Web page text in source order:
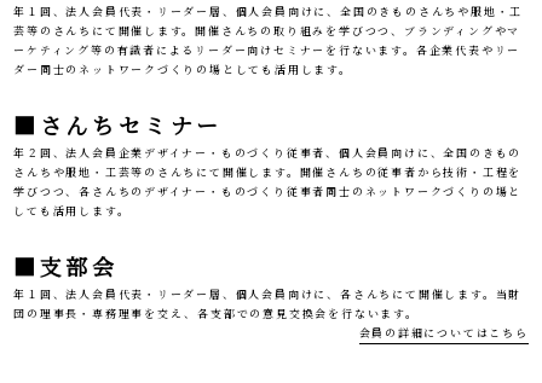
年１回、法人会員代表・リーダー層、個人会員向けに、全国のきものさんちや服地・工
芸等のさんちにて開催します。開催さんちの取り組みを学びつつ、ブランディングやマ
ーケティング等の有識者によるリーダー向けセミナーを行ないます。各企業代表やリー
ダー同士のネットワークづくりの場としても活用します。
■さんちセミナー
年２回、法人会員企業デザイナー・ものづくり従事者、個人会員向けに、全国のきもの
さんちや服地・工芸等のさんちにて開催します。開催さんちの従事者から技術・工程を
学びつつ、各さんちのデザイナー・ものづくり従事者同士のネットワークづくりの場と
しても活用します。
■支部会
年１回、法人会員代表・リーダー層、個人会員向けに、各さんちにて開催します。当財
団の理事長・専務理事を交え、各支部での意見交換会を行ないます。
会員の詳細についてはこちら